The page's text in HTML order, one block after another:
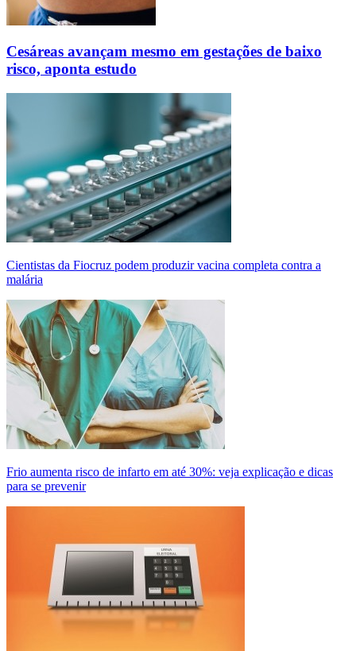
Cesáreas avançam mesmo em gestações de baixo
risco, aponta estudo
Cientistas da Fiocruz podem produzir vacina completa contra a
malária
Frio aumenta risco de infarto em até 30%: veja explicação e dicas
para se prevenir